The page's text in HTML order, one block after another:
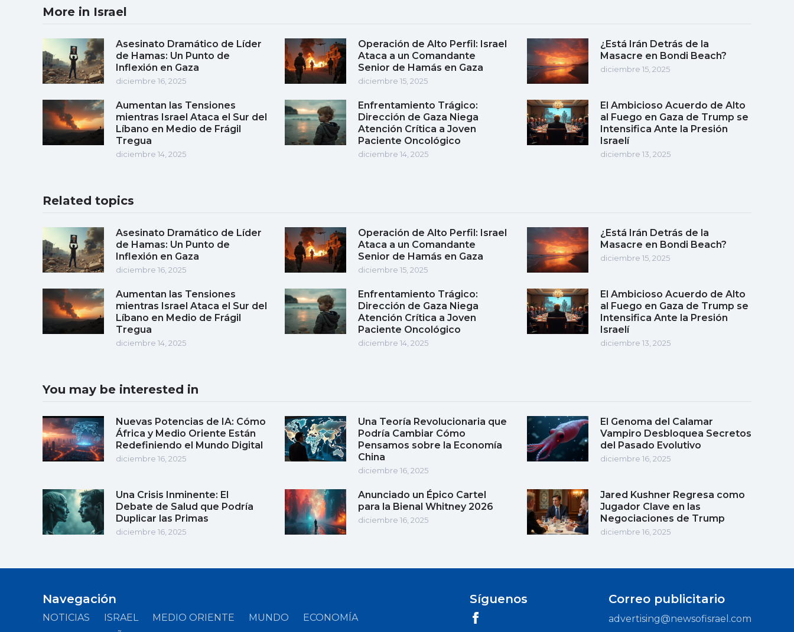
More in Israel
Asesinato Dramático de Líder
de Hamas: Un Punto de
Inflexión en Gaza
diciembre 16, 2025
Operación de Alto Perfil: Israel
Ataca a un Comandante
Senior de Hamás en Gaza
diciembre 15, 2025
¿Está Irán Detrás de la
Masacre en Bondi Beach?
diciembre 15, 2025
Aumentan las Tensiones
mientras Israel Ataca el Sur del
Líbano en Medio de Frágil
Tregua
diciembre 14, 2025
Enfrentamiento Trágico:
Dirección de Gaza Niega
Atención Crítica a Joven
Paciente Oncológico
diciembre 14, 2025
El Ambicioso Acuerdo de Alto
al Fuego en Gaza de Trump se
Intensifica Ante la Presión
Israelí
diciembre 13, 2025
Related topics
Asesinato Dramático de Líder
de Hamas: Un Punto de
Inflexión en Gaza
diciembre 16, 2025
Operación de Alto Perfil: Israel
Ataca a un Comandante
Senior de Hamás en Gaza
diciembre 15, 2025
¿Está Irán Detrás de la
Masacre en Bondi Beach?
diciembre 15, 2025
Aumentan las Tensiones
mientras Israel Ataca el Sur del
Líbano en Medio de Frágil
Tregua
diciembre 14, 2025
Enfrentamiento Trágico:
Dirección de Gaza Niega
Atención Crítica a Joven
Paciente Oncológico
diciembre 14, 2025
El Ambicioso Acuerdo de Alto
al Fuego en Gaza de Trump se
Intensifica Ante la Presión
Israelí
diciembre 13, 2025
You may be interested in
Nuevas Potencias de IA: Cómo
África y Medio Oriente Están
Redefiniendo el Mundo Digital
diciembre 16, 2025
Una Teoría Revolucionaria que
Podría Cambiar Cómo
Pensamos sobre la Economía
China
diciembre 16, 2025
El Genoma del Calamar
Vampiro Desbloquea Secretos
del Pasado Evolutivo
diciembre 16, 2025
Una Crisis Inminente: El
Debate de Salud que Podría
Duplicar las Primas
diciembre 16, 2025
Anunciado un Épico Cartel
para la Bienal Whitney 2026
diciembre 16, 2025
Jared Kushner Regresa como
Jugador Clave en las
Negociaciones de Trump
diciembre 16, 2025
Navegación
NOTICIAS ISRAEL MEDIO ORIENTE MUNDO
ECONOMÍA
Síguenos Correo publicitario
advertising@newsofisrael.com